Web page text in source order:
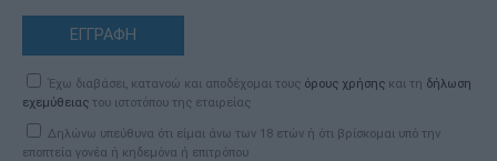
ΕΓΓΡΑΦΗ
Έχω διαβάσει, κατανοώ και αποδέχομαι τους όρους χρήσης και τη δήλωση
εχεμύθειας του ιστοτόπου της εταιρείας
Δηλώνω υπεύθυνα ότι είμαι άνω των 18 ετών ή ότι βρίσκομαι υπό την
εποπτεία γονέα ή κηδεμόνα ή επιτρόπου